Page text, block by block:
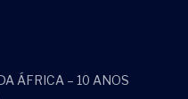
ÁFRICA – 10 ANOS